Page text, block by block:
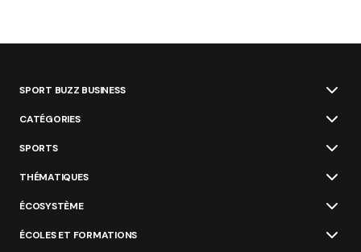
SPORT BUZZ BUSINESS
CATÉGORIES
SPORTS
THÉMATIQUES
ÉCOSYSTÈME
ÉCOLES ET FORMATIONS